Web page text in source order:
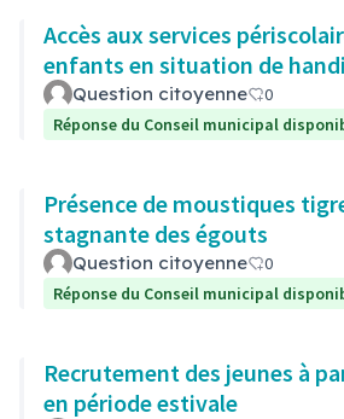
Accès aux services
enfants en situation de
Question citoyenne
0
Réponse du Conseil municipal
Présence de moustiques
stagnante des égouts
Question citoyenne
0
Réponse du Conseil municipal
Recrutement des jeunes à
en période estivale